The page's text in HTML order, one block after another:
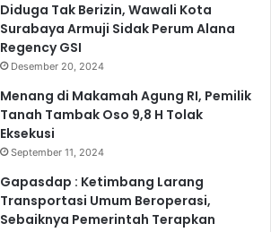
Diduga Tak Berizin, Wawali Kota
Surabaya Armuji Sidak Perum Alana
Regency GSI
Desember 20, 2024
Menang di Makamah Agung RI, Pemilik
Tanah Tambak Oso 9,8 H Tolak
Eksekusi
September 11, 2024
Gapasdap : Ketimbang Larang
Transportasi Umum Beroperasi,
Sebaiknya Pemerintah Terapkan